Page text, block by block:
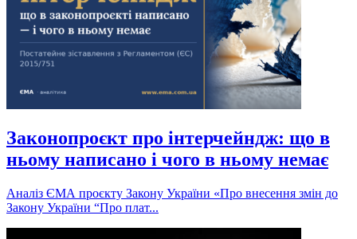
Законопроєкт про інтерчейндж: що в
ньому написано і чого в ньому немає
Аналіз ЄМА проєкту Закону України «Про внесення змін до
Закону України “Про плат...